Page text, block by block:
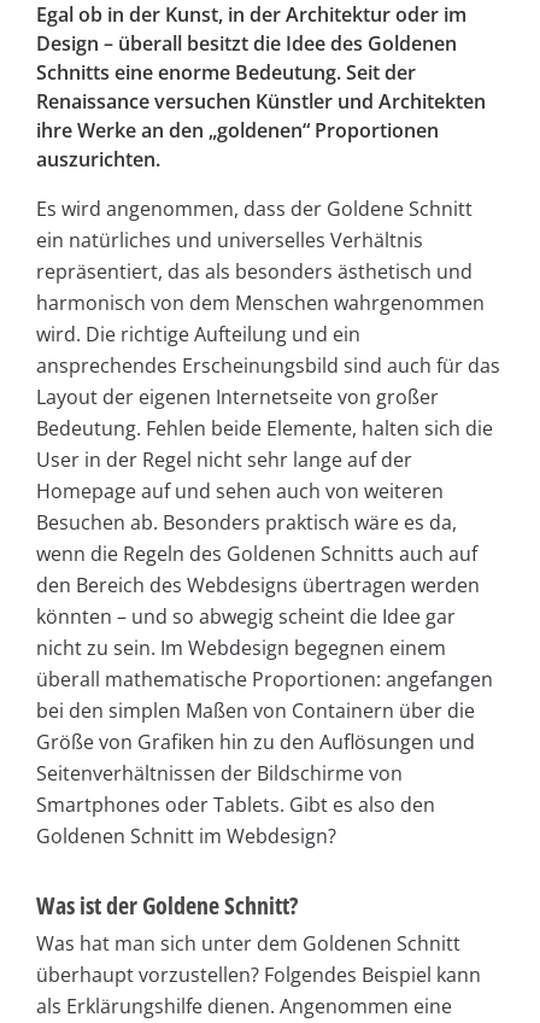
Egal ob in der Kunst, in der Architektur oder im
Design – überall besitzt die Idee des Goldenen
Schnitts eine enorme Bedeutung. Seit der
Renaissance versuchen Künstler und Architekten
ihre Werke an den „goldenen“ Proportionen
auszurichten.
Es wird angenommen, dass der Goldene Schnitt
ein natürliches und universelles Verhältnis
repräsentiert, das als besonders ästhetisch und
harmonisch von dem Menschen wahrgenommen
wird. Die richtige Aufteilung und ein
ansprechendes Erscheinungsbild sind auch für das
Layout der eigenen Internetseite von großer
Bedeutung. Fehlen beide Elemente, halten sich die
User in der Regel nicht sehr lange auf der
Homepage auf und sehen auch von weiteren
Besuchen ab. Besonders praktisch wäre es da,
wenn die Regeln des Goldenen Schnitts auch auf
den Bereich des Webdesigns übertragen werden
könnten – und so abwegig scheint die Idee gar
nicht zu sein. Im Webdesign begegnen einem
überall mathematische Proportionen: angefangen
bei den simplen Maßen von Containern über die
Größe von Grafiken hin zu den Auflösungen und
Seitenverhältnissen der Bildschirme von
Smartphones oder Tablets. Gibt es also den
Goldenen Schnitt im Webdesign?
Was ist der Goldene Schnitt?
Was hat man sich unter dem Goldenen Schnitt
überhaupt vorzustellen? Folgendes Beispiel kann
als Erklärungshilfe dienen. Angenommen eine